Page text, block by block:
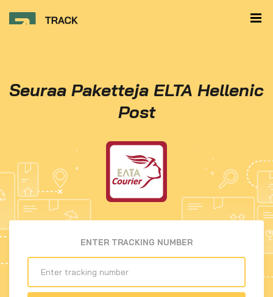
Seuraa Paketteja ELTA Hellenic
Post
ENTER TRACKING NUMBER